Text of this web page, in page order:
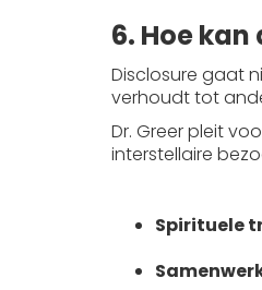
6. Hoe
Disclosure gaat
verhoudt tot
Dr. Greer pleit
interstellaire
Spirituele